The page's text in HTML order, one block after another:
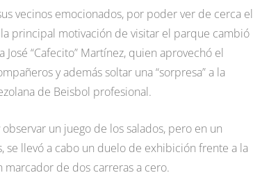
vecinos emocionados, por poder ver de cerca el
principal motivación de visitar el parque cambió
“Cafecito” Martínez, quien aprovechó el
y además soltar una “sorpresa” a la
de Beisbol profesional.
un juego de los salados, pero en un
se llevó a cabo un duelo de exhibición frente a la
de dos carreras a cero.